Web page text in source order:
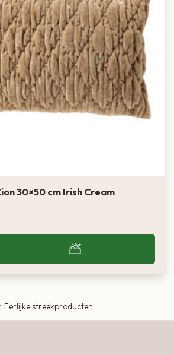
30×50 cm Irish Cream
Eigen Limousin runderen
Eerlijke streekproducten